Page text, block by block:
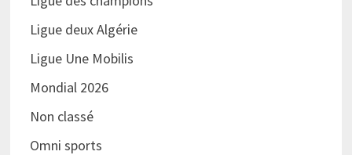
Ligue deux Algérie
Ligue Une Mobilis
Mondial 2026
Non classé
Omni sports